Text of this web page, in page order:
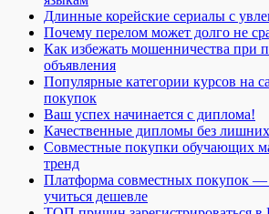
Длинные корейские сериалы с
Почему перелом может долго не
Как избежать мошенничества при
объявления
Популярные категории курсов на
покупок
Ваш успех начинается с диплома!
Качественные дипломы без
Совместные покупки обучающих
тренд
Платформа совместных покупок
учиться дешевле